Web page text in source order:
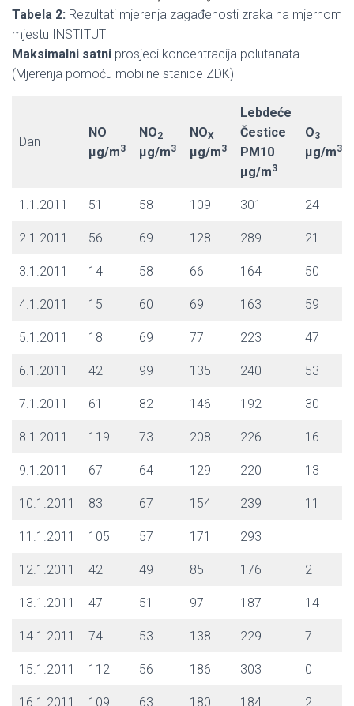
Tabela 2: Rezultati mjerenja zagađenosti zraka na mjernom
mjestu INSTITUT
Maksimalni satni prosjeci koncentracija polutanata
(Mjerenja pomoću mobilne stanice ZDK)
Dan
NO
µg/m3
NO2
µg/m3
NOX
µg/m3
Lebdeće
Čestice
PM10
µg/m3
O3
µg/m3
1.1.2011 51 58 109 301 24
2.1.2011 56 69 128 289 21
3.1.2011 14 58 66 164 50
4.1.2011 15 60 69 163 59
5.1.2011 18 69 77 223 47
6.1.2011 42 99 135 240 53
7.1.2011 61 82 146 192 30
8.1.2011 119 73 208 226 16
9.1.2011 67 64 129 220 13
10.1.2011 83 67 154 239 11
11.1.2011 105 57 171 293
12.1.2011 42 49 85 176 2
13.1.2011 47 51 97 187 14
14.1.2011 74 53 138 229 7
15.1.2011 112 56 186 303 0
16.1.2011 109 63 180 184 2